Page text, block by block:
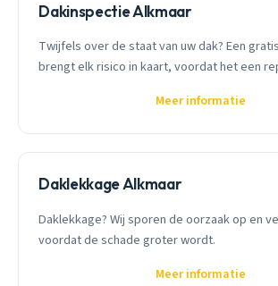
Dakinspectie Alkmaar
Twijfels over de staat van uw dak? Een
brengt elk risico in kaart, voordat het een
Meer informatie
Daklekkage Alkmaar
Daklekkage? Wij sporen de oorzaak op en
voordat de schade groter wordt.
Meer informatie